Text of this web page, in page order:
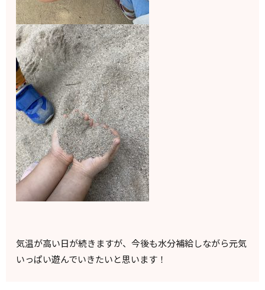
気温が高い日が続きますが、今後も水分補給しながら元気
いっぱい遊んでいきたいと思います！